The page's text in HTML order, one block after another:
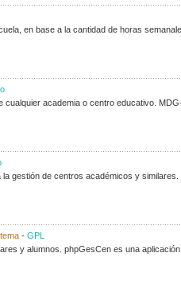
en base a la cantidad de horas
cualquier academia o centro educativo.
gestión de centros académicos y
- GPL
y alumnos. phpGesCen es una